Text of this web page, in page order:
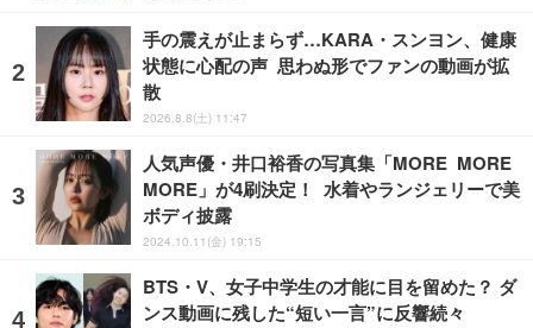
手の震えが止まらず…KARA・スンヨン、健康
状態に心配の声 思わぬ形でファンの動画が拡
散
2026.8.8(土) 11:47
人気声優・井口裕香の写真集「MORE MORE
MORE」が4刷決定！ 水着やランジェリーで美
ボディ披露
2024.10.11(金) 19:15
BTS・V、女子中学生の才能に目を留めた？ ダ
ンス動画に残した“短い一言”に反響続々